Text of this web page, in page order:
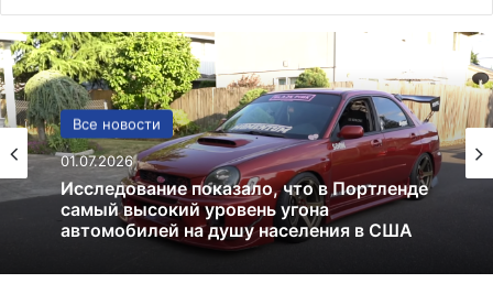
Все новости
01.07.2026
США
13.06.2025
Америка имеет огромный избыток сыра